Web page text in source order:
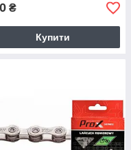
₴
Купити